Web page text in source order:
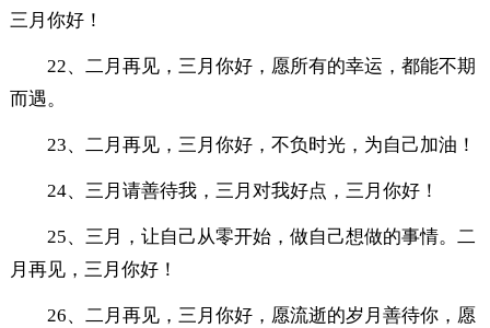
三月你好！
22、二月再见，三月你好，愿所有的幸运，都能不期
而遇。
23、二月再见，三月你好，不负时光，为自己加油！
24、三月请善待我，三月对我好点，三月你好！
25、三月，让自己从零开始，做自己想做的事情。二
月再见，三月你好！
26、二月再见，三月你好，愿流逝的岁月善待你，愿